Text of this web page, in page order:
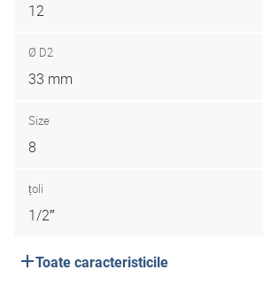
12
Ø D2
33 mm
Size
8
țoli
1/2″
Toate caracteristicile